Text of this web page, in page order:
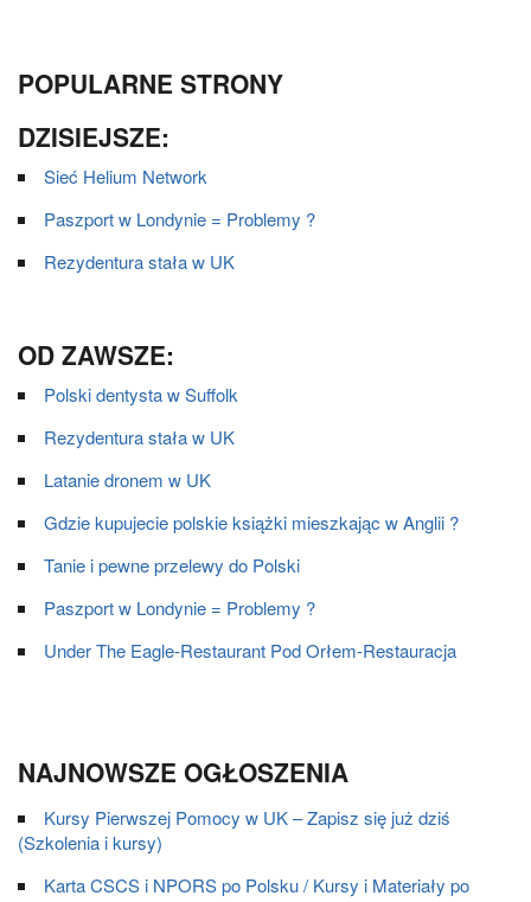
POPULARNE STRONY
DZISIEJSZE:
Sieć Helium Network
Paszport w Londynie = Problemy ?
Rezydentura stała w UK
OD ZAWSZE:
Polski dentysta w Suffolk
Rezydentura stała w UK
Latanie dronem w UK
Gdzie kupujecie polskie książki mieszkając w Anglii ?
Tanie i pewne przelewy do Polski
Paszport w Londynie = Problemy ?
Under The Eagle-Restaurant Pod Orłem-Restauracja
NAJNOWSZE OGŁOSZENIA
Kursy Pierwszej Pomocy w UK – Zapisz się już dziś
(Szkolenia i kursy)
Karta CSCS i NPORS po Polsku / Kursy i Materiały po